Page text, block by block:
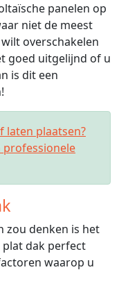
panelen op
niet de meest
overschakelen
goed uitgelijnd of u
is dit een
laten plaatsen?
professionele
zou denken is het
plat dak perfect
waarop u